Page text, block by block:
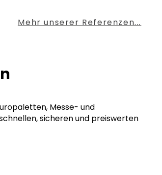
Mehr unserer Referenzen...
Messe- und
sicheren und preiswerten